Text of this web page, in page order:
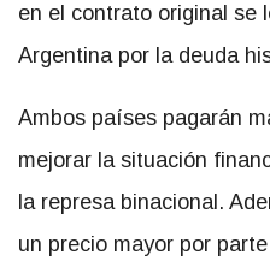
en el contrato original se
Argentina por la deuda
Ambos países pagarán
mejorar la situación
la represa binacional.
un precio mayor por